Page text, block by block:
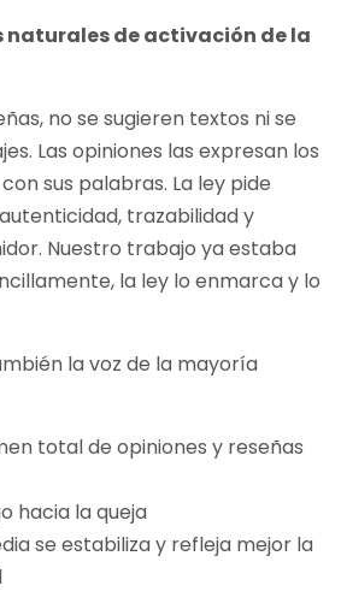
naturales de activación de la
no se sugieren textos ni se
Las opiniones las expresan los
sus palabras. La ley pide
trazabilidad y
Nuestro trabajo ya estaba
la ley lo enmarca y lo
la voz de la mayoría
total de opiniones y reseñas
hacia la queja
se estabiliza y refleja mejor la